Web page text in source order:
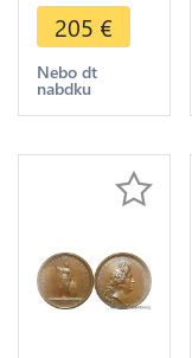
Louis XIV
Armée
hollandaise
Ijssel 1672
Offer
205 €
Nebo dt
nabdku